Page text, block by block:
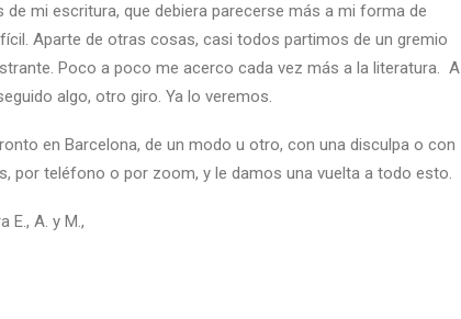
mi escritura, que debiera parecerse más a mi forma de
Aparte de otras cosas, casi todos partimos de un gremio
Poco a poco me acerco cada vez más a la literatura. A
algo, otro giro. Ya lo veremos.
en Barcelona, de un modo u otro, con una disculpa o con
por teléfono o por zoom, y le damos una vuelta a todo esto.
E., A. y M.,